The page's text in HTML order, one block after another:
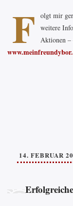
F olgt mir
weitere
Aktionen –
14. FEBRUAR